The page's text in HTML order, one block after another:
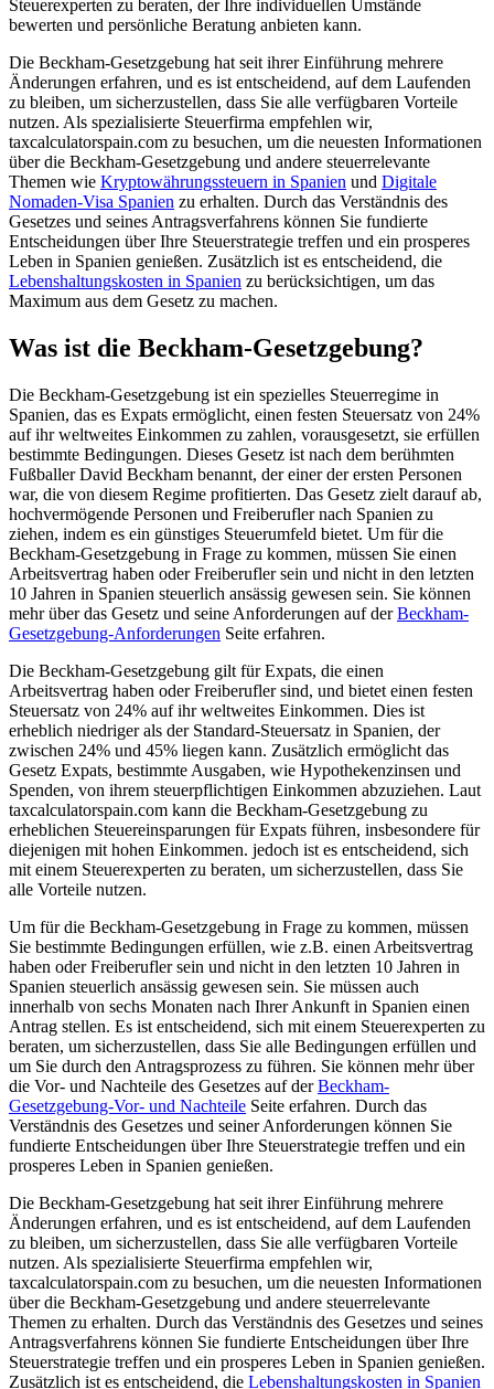
Steuerexperten zu beraten, der Ihre individuellen Umstände
bewerten und persönliche Beratung anbieten kann.
Die Beckham-Gesetzgebung hat seit ihrer Einführung mehrere
Änderungen erfahren, und es ist entscheidend, auf dem Laufenden
zu bleiben, um sicherzustellen, dass Sie alle verfügbaren Vorteile
nutzen. Als spezialisierte Steuerfirma empfehlen wir,
taxcalculatorspain.com zu besuchen, um die neuesten Informationen
über die Beckham-Gesetzgebung und andere steuerrelevante
Themen wie Kryptowährungssteuern in Spanien und Digitale
Nomaden-Visa Spanien zu erhalten. Durch das Verständnis des
Gesetzes und seines Antragsverfahrens können Sie fundierte
Entscheidungen über Ihre Steuerstrategie treffen und ein prosperes
Leben in Spanien genießen. Zusätzlich ist es entscheidend, die
Lebenshaltungskosten in Spanien zu berücksichtigen, um das
Maximum aus dem Gesetz zu machen.
Was ist die Beckham-Gesetzgebung?
Die Beckham-Gesetzgebung ist ein spezielles Steuerregime in
Spanien, das es Expats ermöglicht, einen festen Steuersatz von 24%
auf ihr weltweites Einkommen zu zahlen, vorausgesetzt, sie erfüllen
bestimmte Bedingungen. Dieses Gesetz ist nach dem berühmten
Fußballer David Beckham benannt, der einer der ersten Personen
war, die von diesem Regime profitierten. Das Gesetz zielt darauf ab,
hochvermögende Personen und Freiberufler nach Spanien zu
ziehen, indem es ein günstiges Steuerumfeld bietet. Um für die
Beckham-Gesetzgebung in Frage zu kommen, müssen Sie einen
Arbeitsvertrag haben oder Freiberufler sein und nicht in den letzten
10 Jahren in Spanien steuerlich ansässig gewesen sein. Sie können
mehr über das Gesetz und seine Anforderungen auf derBeckham-
Gesetzgebung-Anforderungen Seite erfahren.
Die Beckham-Gesetzgebung gilt für Expats, die einen
Arbeitsvertrag haben oder Freiberufler sind, und bietet einen festen
Steuersatz von 24% auf ihr weltweites Einkommen. Dies ist
erheblich niedriger als der Standard-Steuersatz in Spanien, der
zwischen 24% und 45% liegen kann. Zusätzlich ermöglicht das
Gesetz Expats, bestimmte Ausgaben, wie Hypothekenzinsen und
Spenden, von ihrem steuerpflichtigen Einkommen abzuziehen. Laut
taxcalculatorspain.com kann die Beckham-Gesetzgebung zu
erheblichen Steuereinsparungen für Expats führen, insbesondere für
diejenigen mit hohen Einkommen. jedoch ist es entscheidend, sich
mit einem Steuerexperten zu beraten, um sicherzustellen, dass Sie
alle Vorteile nutzen.
Um für die Beckham-Gesetzgebung in Frage zu kommen, müssen
Sie bestimmte Bedingungen erfüllen, wie z.B. einen Arbeitsvertrag
haben oder Freiberufler sein und nicht in den letzten 10 Jahren in
Spanien steuerlich ansässig gewesen sein. Sie müssen auch
innerhalb von sechs Monaten nach Ihrer Ankunft in Spanien einen
Antrag stellen. Es ist entscheidend, sich mit einem Steuerexperten zu
beraten, um sicherzustellen, dass Sie alle Bedingungen erfüllen und
um Sie durch den Antragsprozess zu führen. Sie können mehr über
die Vor- und Nachteile des Gesetzes auf derBeckham-
Gesetzgebung-Vor- und Nachteile Seite erfahren. Durch das
Verständnis des Gesetzes und seiner Anforderungen können Sie
fundierte Entscheidungen über Ihre Steuerstrategie treffen und ein
prosperes Leben in Spanien genießen.
Die Beckham-Gesetzgebung hat seit ihrer Einführung mehrere
Änderungen erfahren, und es ist entscheidend, auf dem Laufenden
zu bleiben, um sicherzustellen, dass Sie alle verfügbaren Vorteile
nutzen. Als spezialisierte Steuerfirma empfehlen wir,
taxcalculatorspain.com zu besuchen, um die neuesten Informationen
über die Beckham-Gesetzgebung und andere steuerrelevante
Themen zu erhalten. Durch das Verständnis des Gesetzes und seines
Antragsverfahrens können Sie fundierte Entscheidungen über Ihre
Steuerstrategie treffen und ein prosperes Leben in Spanien genießen.
Zusätzlich ist es entscheidend, die Lebenshaltungskosten in Spanien